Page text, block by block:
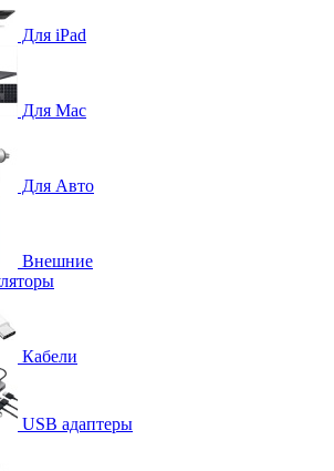
Для iPad
Для Mac
Для Авто
Внешние
Кабели
USB адаптеры